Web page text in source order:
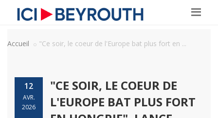
Accueil "Ce soir, le coeur de l'Europe bat plus fort en ...
12
AVR.
2026
"CE SOIR, LE COEUR DE
L'EUROPE BAT PLUS FORT